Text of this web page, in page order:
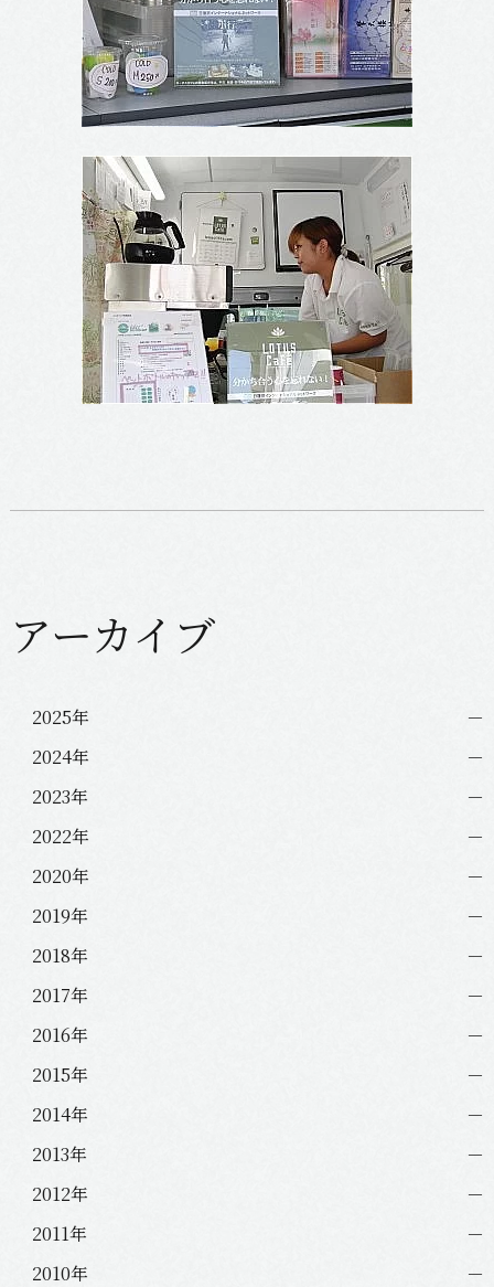
アーカイブ
2025年
2024年
2023年
2022年
2020年
2019年
2018年
2017年
2016年
2015年
2014年
2013年
2012年
2011年
2010年